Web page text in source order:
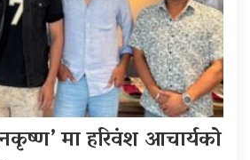
मा हरिवंश आचार्यको